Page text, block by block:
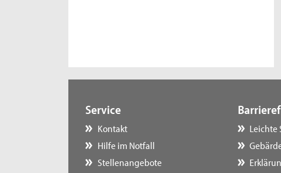
Service
Kontakt
Hilfe im Notfall
Stellenangebote
Leichte